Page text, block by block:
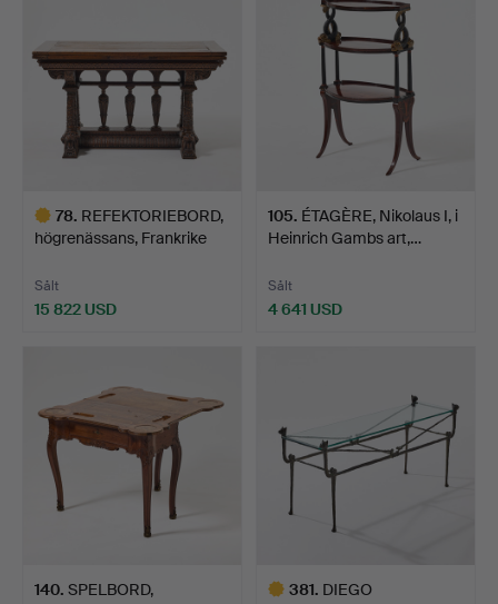
78. REFEKTORIEBORD,
högrenässans, Frankrike
Sålt
15 822 USD
105. ÉTAGÈRE, Nikolaus I, i
Heinrich Gambs art,…
Sålt
4 641 USD
140. SPELBORD,
381. DIEGO